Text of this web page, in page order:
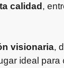
calidad,
visionaria,
ideal para